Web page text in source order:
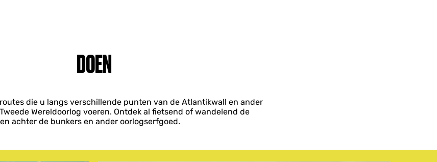
DOEN
die u langs verschillende punten van de Atlantikwall en ander
Wereldoorlog voeren. Ontdek al fietsend of wandelend de
achter de bunkers en ander oorlogserfgoed.